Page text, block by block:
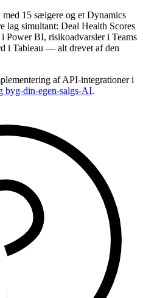
15 sælgere og et Dynamics
lag simultant: Deal Health Scores
Power BI, risikoadvarsler i Teams
i Tableau — alt drevet af den
af API-integrationer i
byg-din-egen-salgs-AI.